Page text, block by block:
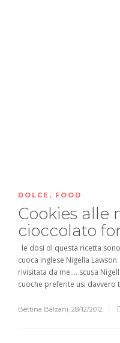
DOLCE , FOOD
Cookies alle
cioccolato
le dosi di questa ricetta
cuoca inglese Nigella
rivisitata da me…. scusa
cuoche preferite usi davvero
Bettina Balzani 28/12/2012